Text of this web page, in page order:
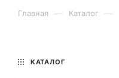
Главная — Каталог —
КАТАЛОГ